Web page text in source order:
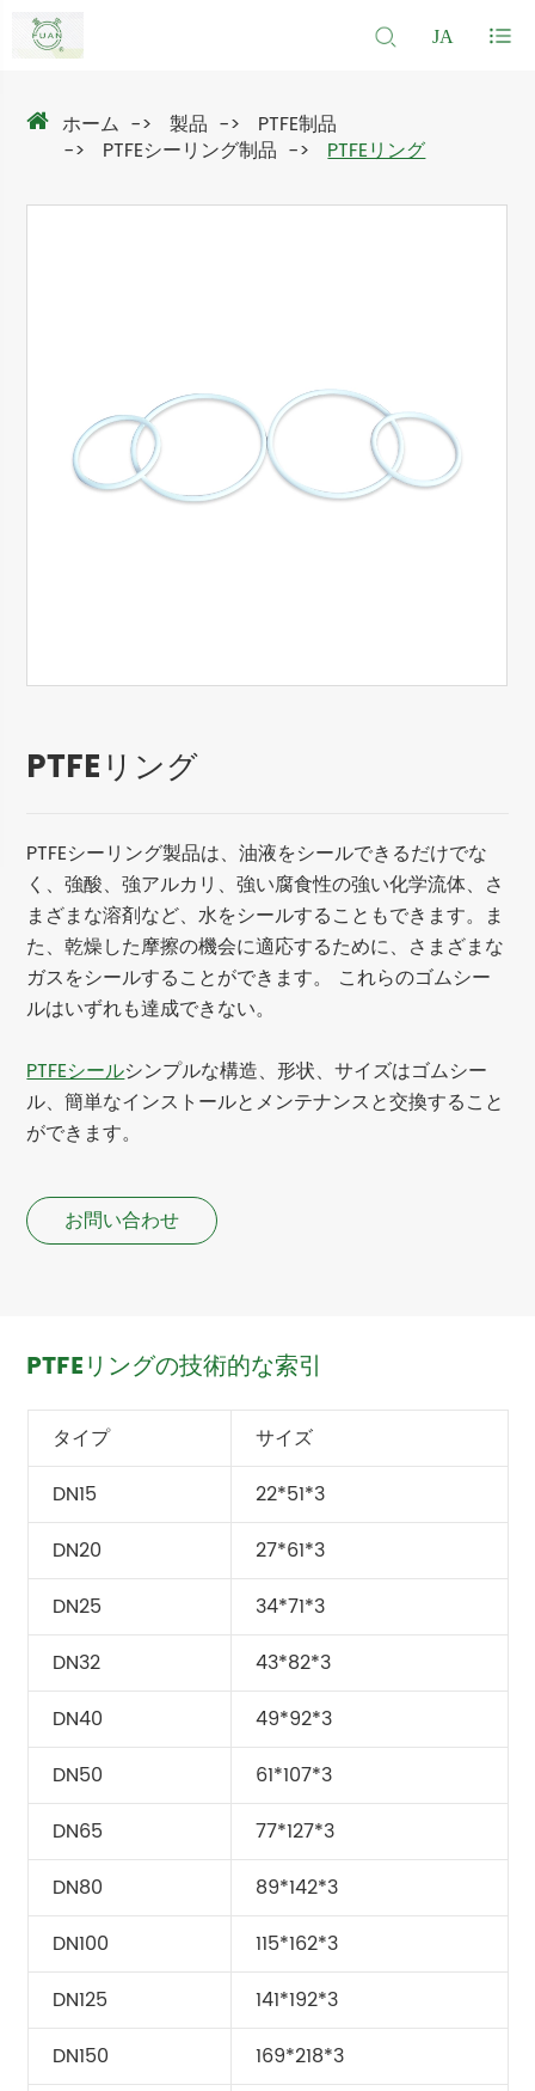
JA
ホーム 製品
PTFE制品
PTFEシーリング制品
PTFEリング
PTFEリング
PTFEシーリング製品は、油液をシールできるだけでな
く、強酸、強アルカリ、強い腐食性の強い化学流体、さ
まざまな溶剤など、水をシールすることもできます。ま
た、乾燥した摩擦の機会に適応するために、さまざまな
ガスをシールすることができます。 これらのゴムシー
ルはいずれも達成できない。
PTFEシールシンプルな構造、形状、サイズはゴムシー
ル、簡単なインストールとメンテナンスと交換すること
ができます。
お問い合わせ
PTFEリングの技術的な索引
タイプ
サイズ
DN15
22*51*3
DN20
27*61*3
DN25
34*71*3
DN32
43*82*3
DN40
49*92*3
DN50
61*107*3
DN65
77*127*3
DN80
89*142*3
DN100
115*162*3
DN125
141*192*3
DN150
169*218*3